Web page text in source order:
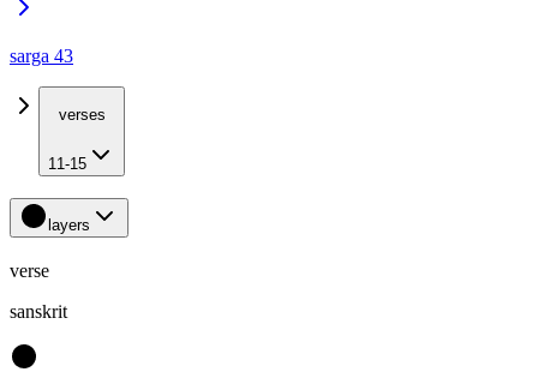
sarga 43
verses
11-15
layers
verse
sanskrit